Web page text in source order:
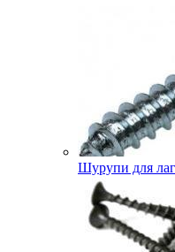
Шурупи для